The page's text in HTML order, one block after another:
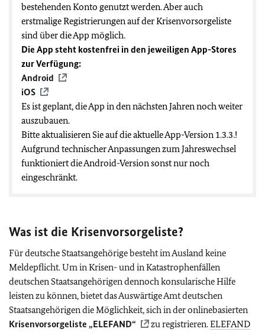
bestehenden Konto genutzt werden. Aber auch
erstmalige Registrierungen auf der Krisenvorsorgeliste
sind über die App möglich.
Die App steht kostenfrei in den jeweiligen App-Stores
zur Verfügung:
Android
iOS
Es ist geplant, die App in den nächsten Jahren noch weiter
auszubauen.
Bitte aktualisieren Sie auf die aktuelle App-Version 1.3.3.!
Aufgrund technischer Anpassungen zum Jahreswechsel
funktioniert die Android-Version sonst nur noch
eingeschränkt.
Was ist die Krisenvorsorgeliste?
Für deutsche Staatsangehörige besteht im Ausland keine
Meldepflicht. Um in Krisen- und in Katastrophenfällen
deutschen Staatsangehörigen dennoch konsularische Hilfe
leisten zu können, bietet das Auswärtige Amt deutschen
Staatsangehörigen die Möglichkeit, sich in der onlinebasierten
Krisenvorsorgeliste „ELEFAND“ zu registrieren.ELEFAND